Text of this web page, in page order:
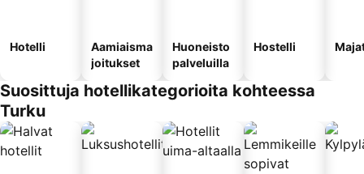
Hotelli
Aamiaisma
joitukset
Huoneisto
palveluilla
Hostelli
Suosittuja hotellikategorioita kohteessa
Turku